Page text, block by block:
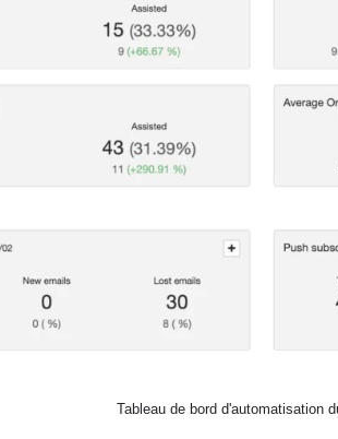
Tableau de bord d'automatisation